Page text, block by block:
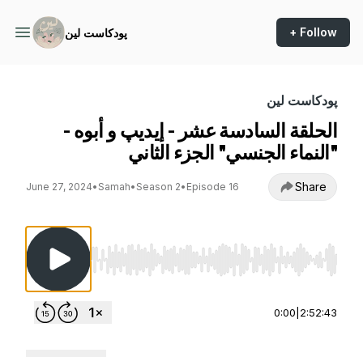
پودكاست لين + Follow
پودكاست لين
الحلقة السادسة عشر - إيديپ و أبوه -
"النماء الجنسي" الجزء الثاني
June 27, 2024• Samah• Season 2• Episode 16 Share
Use Left/Right to seek, Home/End to jump
0:00 2:52:43